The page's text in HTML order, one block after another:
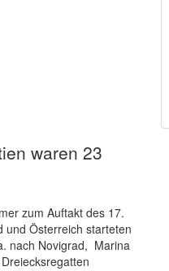
waren 23
zum Auftakt des 17.
und Österreich starteten
nach Novigrad, Marina